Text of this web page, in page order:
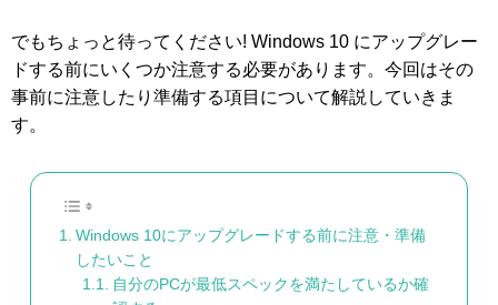
でもちょっと待ってください! Windows 10 にアップグレー
ドする前にいくつか注意する必要があります。今回はその
事前に注意したり準備する項目について解説していきま
す。
Windows 10にアップグレードする前に注意・準備
したいこと
自分のPCが最低スペックを満たしているか確